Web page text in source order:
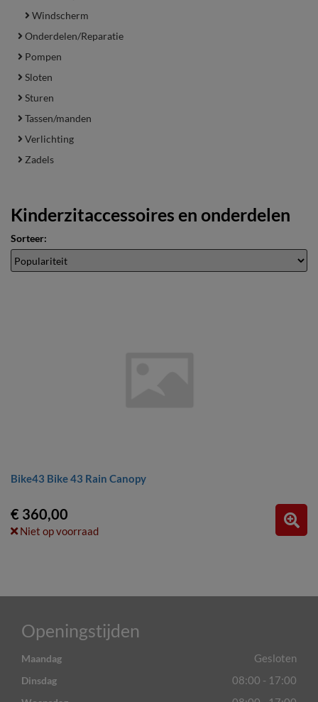
Windscherm
Onderdelen/Reparatie
Pompen
Sloten
Sturen
Tassen/manden
Verlichting
Zadels
Kinderzitaccessoires en onderdelen
Sorteer:
Bike43 Bike 43 Rain Canopy
€ 360,00
Niet op voorraad
Openingstijden
Maandag Gesloten
Dinsdag 08:00 - 17:00